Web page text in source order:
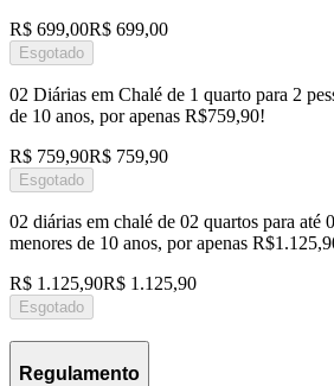
R$ 699,00R$ 699,00
Esgotado
02 Diárias em Chalé de 1 quarto para 2
de 10 anos, por apenas R$759,90!
R$ 759,90R$ 759,90
Esgotado
02 diárias em chalé de 02 quartos para até
menores de 10 anos, por apenas
R$ 1.125,90R$ 1.125,90
Esgotado
Regulamento